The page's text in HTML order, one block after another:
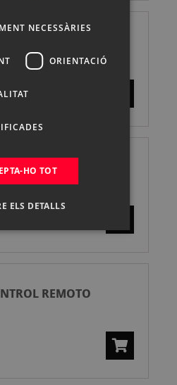
ADAPTADOR
T2 OLYMPUS
REMOTO
NECESSÀRIES
ORIENTACIÓ
HO TOT
ELS DETALLS